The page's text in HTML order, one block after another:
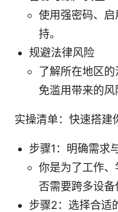
使用强密码、
持。
规避法律风险
了解所在地区
免滥用带来的风
实操清单：快速搭建
步骤1：明确需求
你是为了工作
否需要跨多设备
步骤2：选择合适